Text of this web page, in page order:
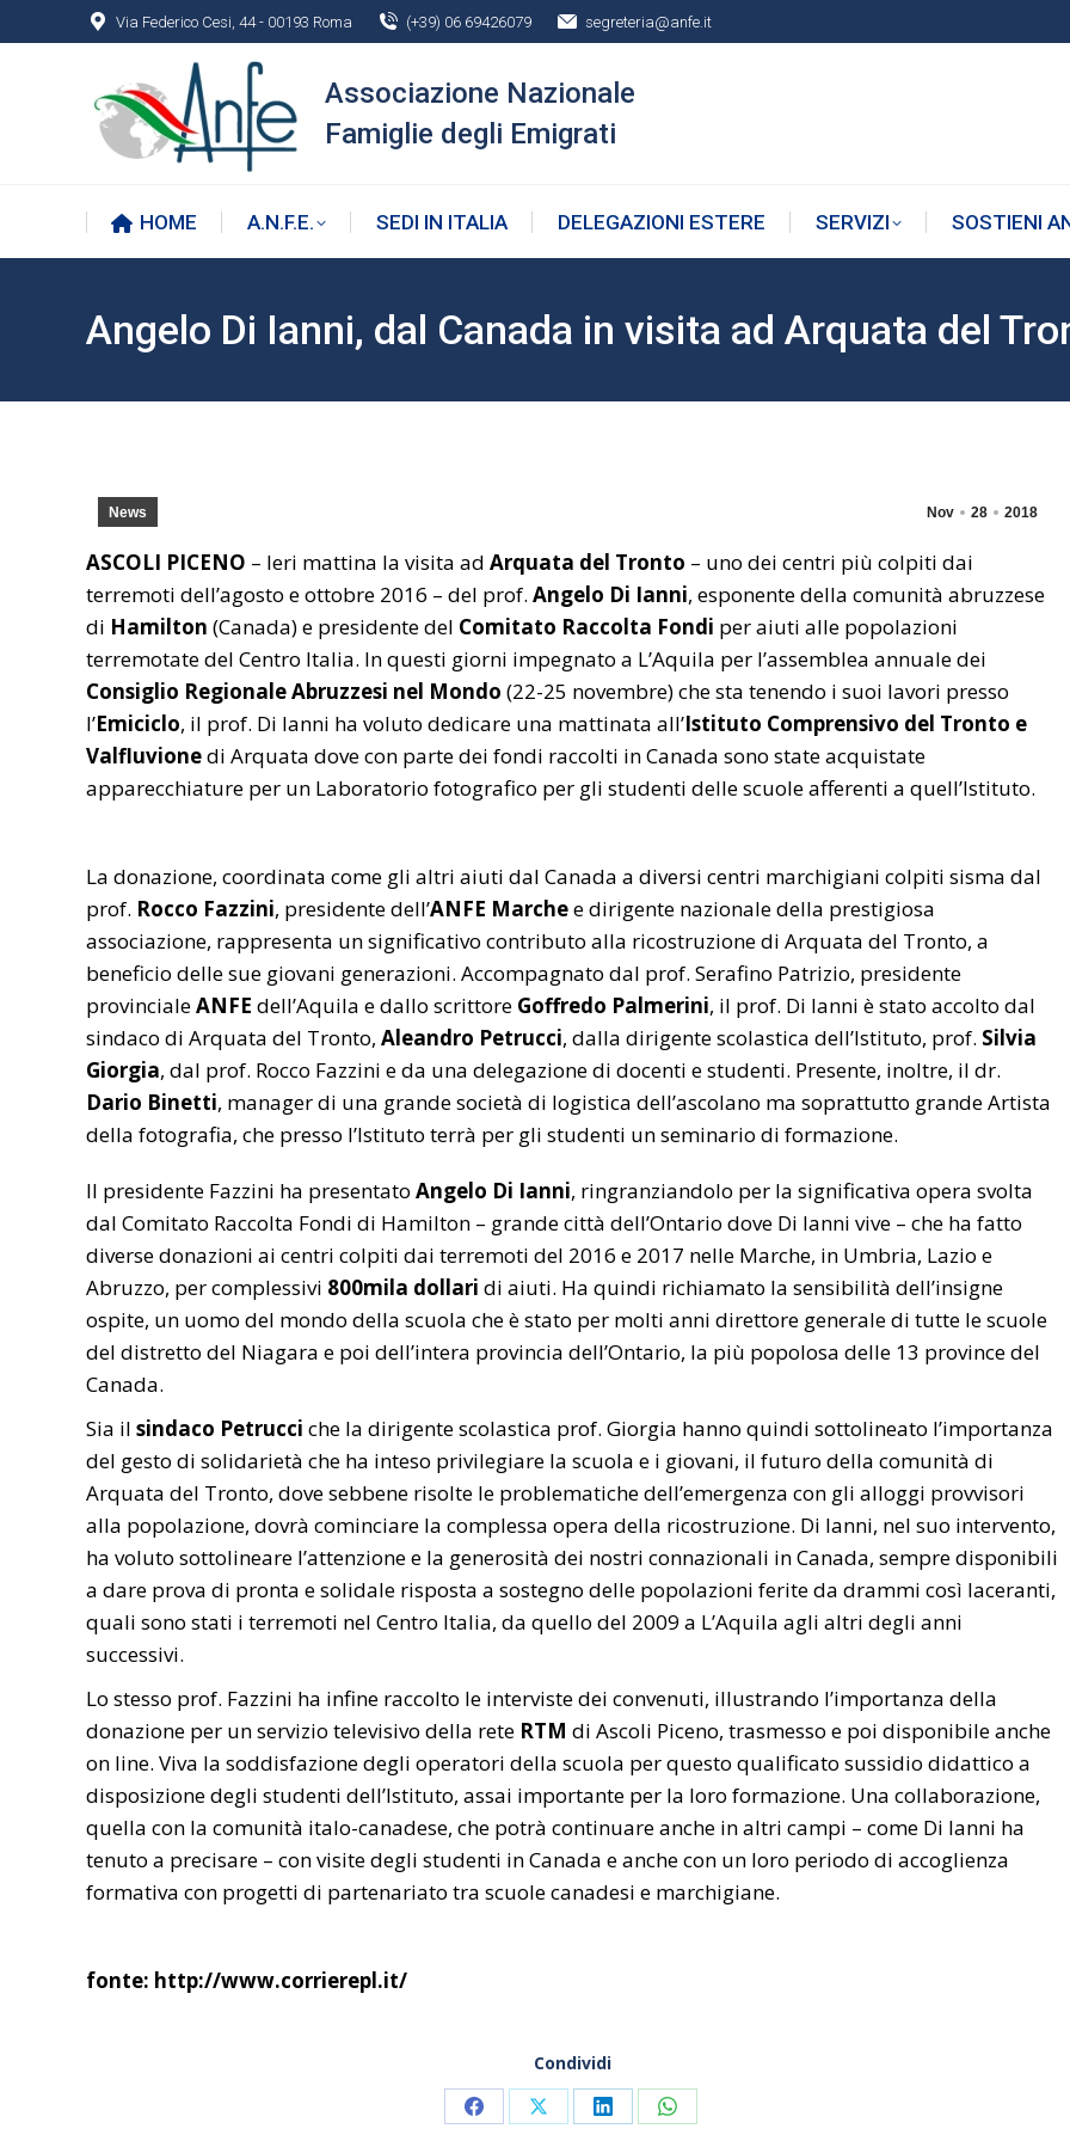
Via Federico Cesi, 44 - 00193 Roma (+39) 06 69426079 segreteria@anfe.it
Associazione Nazionale
Famiglie degli Emigrati
HOME A.N.F.E. SEDI IN ITALIA DELEGAZIONI ESTERE SERVIZI SOSTIENI
Angelo Di Ianni, dal Canada in visita ad Arquata del
Nov 28 2018
News
ASCOLI PICENO – Ieri mattina la visita ad Arquata del Tronto – uno dei centri più colpiti dai
terremoti dell’agosto e ottobre 2016 – del prof. Angelo Di Ianni, esponente della comunità abruzzese
di Hamilton (Canada) e presidente del Comitato Raccolta Fondi per aiuti alle popolazioni
terremotate del Centro Italia. In questi giorni impegnato a L’Aquila per l’assemblea annuale dei
Consiglio Regionale Abruzzesi nel Mondo (22-25 novembre) che sta tenendo i suoi lavori presso
l’Emiciclo, il prof. Di Ianni ha voluto dedicare una mattinata all’Istituto Comprensivo del Tronto e
Valfluvionedi Arquata dove con parte dei fondi raccolti in Canada sono state acquistate
apparecchiature per un Laboratorio fotografico per gli studenti delle scuole afferenti a quell’Istituto.
La donazione, coordinata come gli altri aiuti dal Canada a diversi centri marchigiani colpiti sisma dal
prof. Rocco Fazzini, presidente dell’ANFE Marchee dirigente nazionale della prestigiosa
associazione, rappresenta un significativo contributo alla ricostruzione di Arquata del Tronto, a
beneficio delle sue giovani generazioni. Accompagnato dal prof. Serafino Patrizio, presidente
provincialeANFE dell’Aquila e dallo scrittore Goffredo Palmerini, il prof. Di Ianni è stato accolto dal
sindaco di Arquata del Tronto, Aleandro Petrucci, dalla dirigente scolastica dell’Istituto, prof. Silvia
Giorgia, dal prof. Rocco Fazzini e da una delegazione di docenti e studenti. Presente, inoltre, il dr.
Dario Binetti, manager di una grande società di logistica dell’ascolano ma soprattutto grande Artista
della fotografia, che presso l’Istituto terrà per gli studenti un seminario di formazione.
Il presidente Fazzini ha presentato Angelo Di Ianni, ringranziandolo per la significativa opera svolta
dal Comitato Raccolta Fondi di Hamilton – grande città dell’Ontario dove Di Ianni vive – che ha fatto
diverse donazioni ai centri colpiti dai terremoti del 2016 e 2017 nelle Marche, in Umbria, Lazio e
Abruzzo, per complessivi 800mila dollari di aiuti. Ha quindi richiamato la sensibilità dell’insigne
ospite, un uomo del mondo della scuola che è stato per molti anni direttore generale di tutte le scuole
del distretto del Niagara e poi dell’intera provincia dell’Ontario, la più popolosa delle 13 province del
Canada.
Sia il sindaco Petrucci che la dirigente scolastica prof. Giorgia hanno quindi sottolineato l’importanza
del gesto di solidarietà che ha inteso privilegiare la scuola e i giovani, il futuro della comunità di
Arquata del Tronto, dove sebbene risolte le problematiche dell’emergenza con gli alloggi provvisori
alla popolazione, dovrà cominciare la complessa opera della ricostruzione. Di Ianni, nel suo intervento,
ha voluto sottolineare l’attenzione e la generosità dei nostri connazionali in Canada, sempre disponibili
a dare prova di pronta e solidale risposta a sostegno delle popolazioni ferite da drammi così laceranti,
quali sono stati i terremoti nel Centro Italia, da quello del 2009 a L’Aquila agli altri degli anni
successivi.
Lo stesso prof. Fazzini ha infine raccolto le interviste dei convenuti, illustrando l’importanza della
donazione per un servizio televisivo della rete RTM di Ascoli Piceno, trasmesso e poi disponibile anche
on line. Viva la soddisfazione degli operatori della scuola per questo qualificato sussidio didattico a
disposizione degli studenti dell’Istituto, assai importante per la loro formazione. Una collaborazione,
quella con la comunità italo-canadese, che potrà continuare anche in altri campi – come Di Ianni ha
tenuto a precisare – con visite degli studenti in Canada e anche con un loro periodo di accoglienza
formativa con progetti di partenariato tra scuole canadesi e marchigiane.
fonte: http://www.corrierepl.it/
Condividi
Share Share Share Share
HOME A.N.F.E. SEDI IN ITALIA DELEGAZIONI ESTERE SERVIZI SOSTIENI